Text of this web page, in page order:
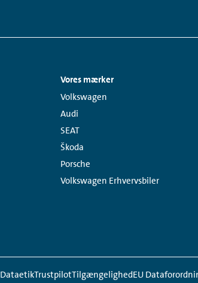
Vores mærker
Links:
Volkswagen
Audi
SEAT
Škoda
Porsche
Volkswagen Erhvervsbiler
DataetikTrustpilotTilgængelighedEU